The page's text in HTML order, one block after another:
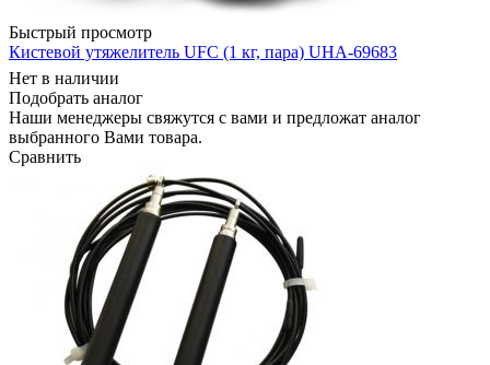
Быстрый просмотр
Кистевой утяжелитель UFC (1 кг, пара) UHA-69683
Нет в наличии
Подобрать аналог
Наши менеджеры свяжутся с вами и предложат аналог
выбранного Вами товара.
Сравнить